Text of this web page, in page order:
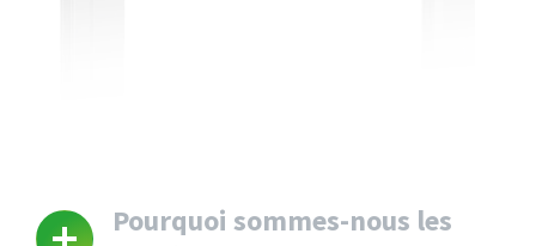
Pourquoi sommes-nous les